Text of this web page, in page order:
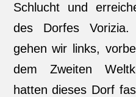
Schlucht und
des Dorfes
gehen wir links,
dem Zweiten
hatten dieses Dorf